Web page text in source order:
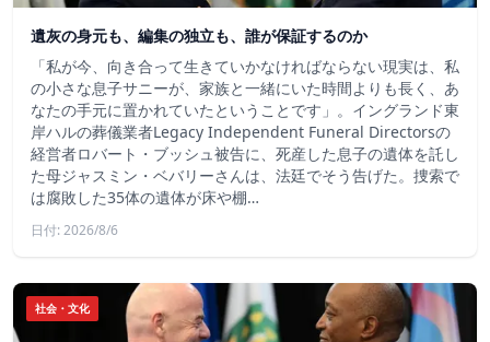
遺灰の身元も、編集の独立も、誰が保証するのか
「私が今、向き合って生きていかなければならない現実は、私
の小さな息子サニーが、家族と一緒にいた時間よりも長く、あ
なたの手元に置かれていたということです」。イングランド東
岸ハルの葬儀業者Legacy Independent Funeral Directorsの
経営者ロバート・ブッシュ被告に、死産した息子の遺体を託し
た母ジャスミン・ベバリーさんは、法廷でそう告げた。捜索で
は腐敗した35体の遺体が床や棚…
日付: 2026/8/6
社会・文化